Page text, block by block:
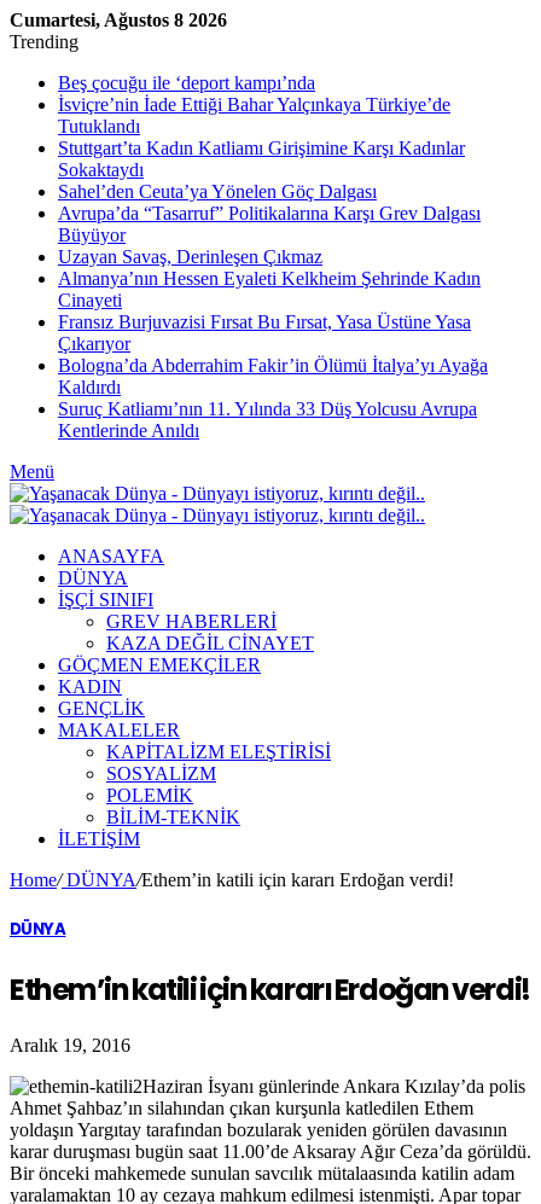
Cumartesi, Ağustos 8 2026
Trending
Beş çocuğu ile ‘deport kampı’nda
İsviçre’nin İade Ettiği Bahar Yalçınkaya Türkiye’de
Tutuklandı
Stuttgart’ta Kadın Katliamı Girişimine Karşı Kadınlar
Sokaktaydı
Sahel’den Ceuta’ya Yönelen Göç Dalgası
Avrupa’da “Tasarruf” Politikalarına Karşı Grev Dalgası
Büyüyor
Uzayan Savaş, Derinleşen Çıkmaz
Almanya’nın Hessen Eyaleti Kelkheim Şehrinde Kadın
Cinayeti
Fransız Burjuvazisi Fırsat Bu Fırsat, Yasa Üstüne Yasa
Çıkarıyor
Bologna’da Abderrahim Fakir’in Ölümü İtalya’yı Ayağa
Kaldırdı
Suruç Katliamı’nın 11. Yılında 33 Düş Yolcusu Avrupa
Kentlerinde Anıldı
Menü
ANASAYFA
DÜNYA
İŞÇİ SINIFI
GREV HABERLERİ
KAZA DEĞİL CİNAYET
GÖÇMEN EMEKÇİLER
KADIN
GENÇLİK
MAKALELER
KAPİTALİZM ELEŞTİRİSİ
SOSYALİZM
POLEMİK
BİLİM-TEKNİK
ILETIŞIM
Home/DÜNYA/Ethem’in katili için kararı Erdoğan verdi!
DÜNYA
Ethem’in katili için kararı Erdoğan verdi!
Aralık 19, 2016
Haziran İsyanı günlerinde Ankara Kızılay’da polis
Ahmet Şahbaz’ın silahından çıkan kurşunla katledilen Ethem
yoldaşın Yargıtay tarafından bozularak yeniden görülen davasının
karar duruşması bugün saat 11.00’de Aksaray AğırCeza’da görüldü.
Bir önceki mahkemede sunulan savcılık mütalaasında katilin adam
yaralamaktan 10 ay cezaya mahkum edilmesi istenmişti. Apar topar